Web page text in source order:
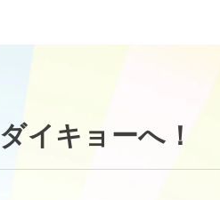
ダイキョーへ！